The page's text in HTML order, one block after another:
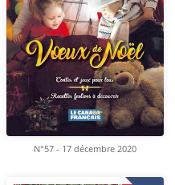
N°57 - 17 décembre 2020